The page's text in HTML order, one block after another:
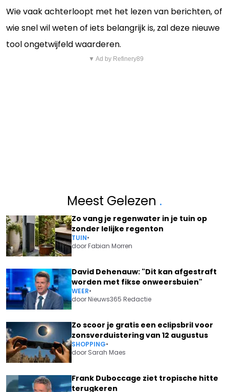
Wie vaak achterloopt met het lezen van berichten, of
wie snel wil weten of iets belangrijk is, zal deze nieuwe
tool ongetwijfeld waarderen.
▼ Ad by Refinery89
Meest Gelezen .
Zo vang je regenwater in je tuin op
zonder lelijke regenton
TUIN•
doorFabian Morren
David Dehenauw: "Dit kan afgestraft
worden met fikse onweersbuien"
WEER•
doorNieuws365 Redactie
Zo scoor je gratis een eclipsbril voor
zonsverduistering van 12 augustus
SHOPPING•
door Sarah Maes
Frank Duboccage ziet tropische hitte
terugkeren